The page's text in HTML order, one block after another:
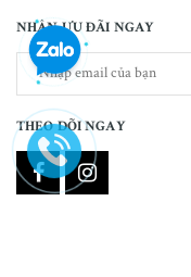
NHẬN ƯU ĐÃI NGAY
THEO DÕI NGAY